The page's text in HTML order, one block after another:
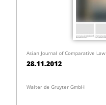
Asian Journal of Comparative Law
28.11.2012
Walter de Gruyter GmbH